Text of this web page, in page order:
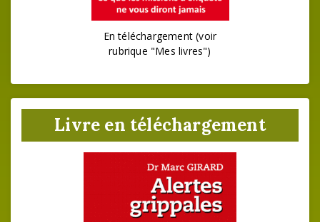
En téléchargement (voir
rubrique "Mes livres")
Livre en téléchargement